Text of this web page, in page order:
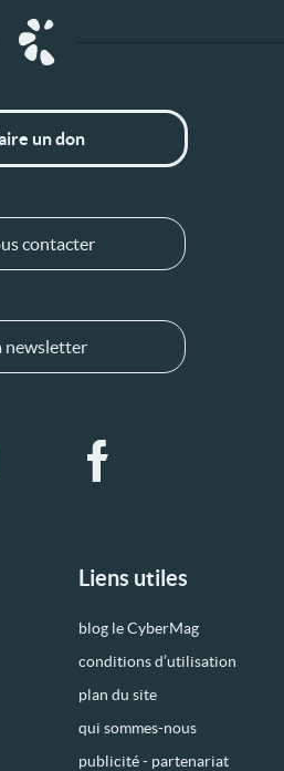
Liens utiles
blog le CyberMag
conditions d’utilisation
plan du site
qui sommes-nous
publicité - partenariat
un don
contacter
newsletter